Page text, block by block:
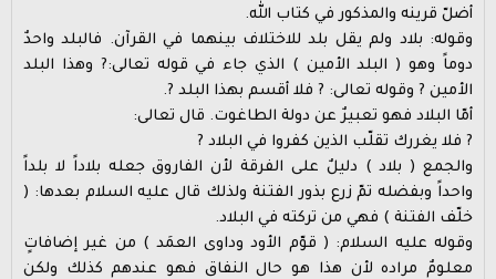
أضلّ قرينه والمذكور في كتاب الله.
وقوله: بلاد ولم يقل بلد للاختلاف بينهما في القرآن. فالبلد واحدٌ
دوماً وهو ( البلد الأمين ) الذي جاء في قوله تعالى:? وهذا البلد
الأمين ? وقوله تعالى: ? فلا أقسم بهذا البلد ?.
أمّا البلاد فهو تعبيرٌ عن دولة الطاغوت. قال تعالى:
? فلا يغررك تقلّب الذين كفروا في البلاد ?
والجمع ( بلاد ) دليلٌ على الفرقة لأن الفاروق جعله بلاداً لا بلداً
واحداً وبفضله تمّ زرع بذور الفتنة ولذلك قال عليه السلام بعدها: (
خلّف الفتنة ) فهي من تركته في البلاد.
وقوله عليه السلام: ( قوّم الأود وداوى العمَد ) من غير إضافاتٍ
معلومٌ مراده لأن هذا هو حال النفاق فهو عندهم كذلك ولكن